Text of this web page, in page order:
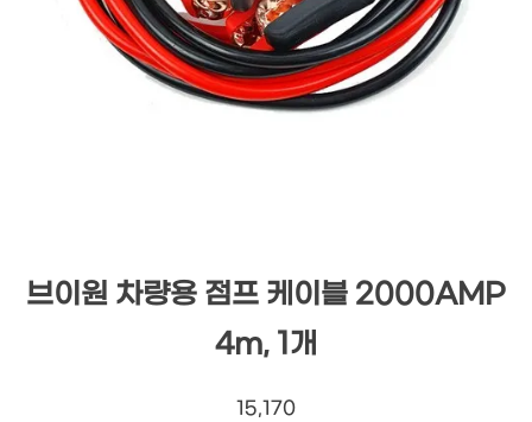
브이원 차량용 점프 케이블 2000AMP
4m, 1개
15,170